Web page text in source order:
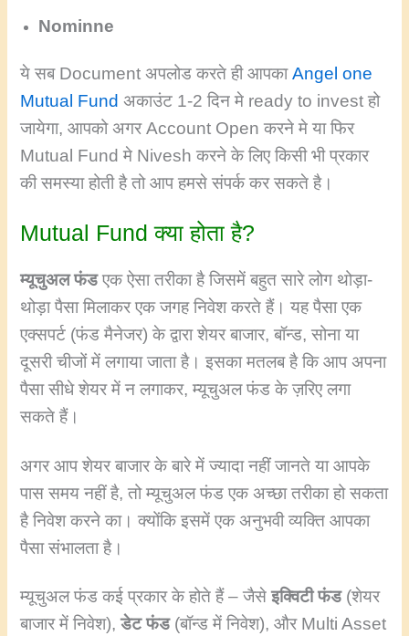
Nominne
ये सब Document अपलोड करते ही आपकाAngel one
Mutual Fund अकाउंट 1-2 दिन मे ready to invest हो
जायेगा, आपको अगर Account Open करने मे या फिर
Mutual Fund मे Nivesh करने के लिए किसी भी प्रकार
की समस्या होती है तो आप हमसे संपर्क कर सकते है।
Mutual Fund क्या होता है?
म्यूचुअल फंडएक ऐसा तरीका है जिसमें बहुत सारे लोग थोड़ा-
थोड़ा पैसा मिलाकर एक जगह निवेश करते हैं। यह पैसा एक
एक्सपर्ट (फंड मैनेजर) के द्वारा शेयर बाजार, बॉन्ड, सोना या
दूसरी चीजों में लगाया जाता है। इसका मतलब है कि आप अपना
पैसा सीधे शेयर में न लगाकर, म्यूचुअल फंड के ज़रिए लगा
सकते हैं।
अगर आप शेयर बाजार के बारे में ज्यादा नहीं जानते या आपके
पास समय नहीं है, तो म्यूचुअल फंड एक अच्छा तरीका हो सकता
है निवेश करने का। क्योंकि इसमें एक अनुभवी व्यक्ति आपका
पैसा संभालता है।
म्यूचुअल फंड कई प्रकार के होते हैं – जैसेइक्विटी फंड(शेयर
बाजार में निवेश),डेट फंड(बॉन्ड में निवेश), और Multi Asset